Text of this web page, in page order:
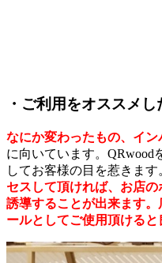
・ご利用をオススメし
なにか変わったもの、イ
に向いています。QRwood
してお客様の目を惹きます
セスして頂ければ、お店
誘導することが出来ます
ールとしてご使用頂けると